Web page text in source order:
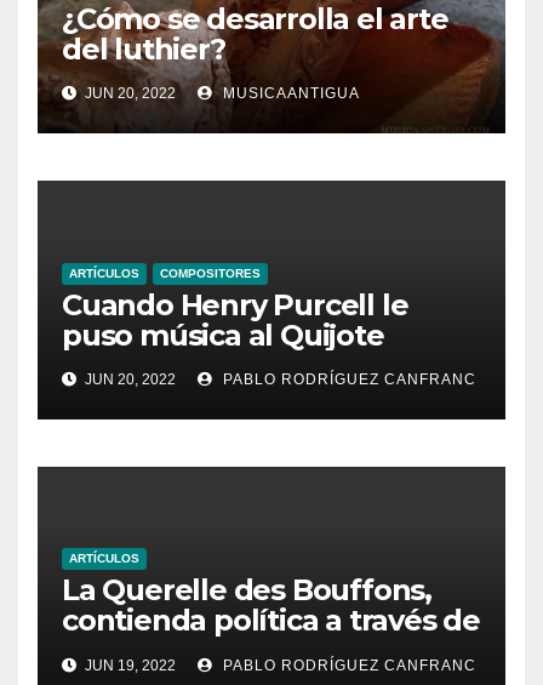
¿Cómo se desarrolla el arte
del luthier?
JUN 20, 2022 MUSICAANTIGUA
ARTÍCULOS COMPOSITORES
Cuando Henry Purcell le
puso música al Quijote
JUN 20, 2022 PABLO RODRÍGUEZ CANFRANC
ARTÍCULOS
La Querelle des Bouffons,
contienda política a través de
la ópera
JUN 19, 2022 PABLO RODRÍGUEZ CANFRANC